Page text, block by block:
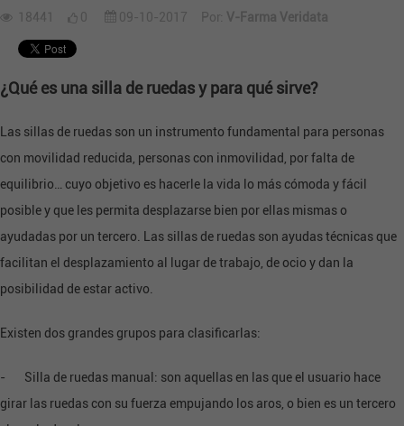
18441 0 09-10-2017 Por: V-Farma Veridata
¿Qué es una silla de ruedas y para qué sirve?
Las sillas de ruedas son un instrumento fundamental para personas
con movilidad reducida, personas con inmovilidad, por falta de
equilibrio… cuyo objetivo es hacerle la vida lo más cómoda y fácil
posible y que les permita desplazarse bien por ellas mismas o
ayudadas por un tercero. Las sillas de ruedas son ayudas técnicas que
facilitan el desplazamiento al lugar de trabajo, de ocio y dan la
posibilidad de estar activo.
Existen dos grandes grupos para clasificarlas:
- Silla de ruedas manual: son aquellas en las que el usuario hace
girar las ruedas con su fuerza empujando los aros, o bien es un tercero